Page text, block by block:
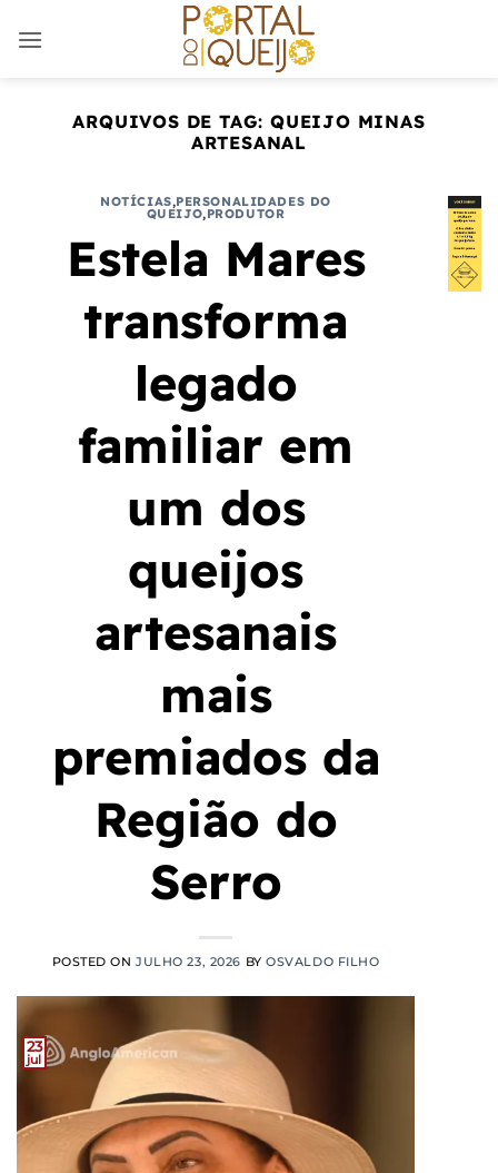
ARQUIVOS DE TAG: QUEIJO MINAS
ARTESANAL
NOTÍCIAS,PERSONALIDADES DO
QUEIJO,PRODUTOR
Estela Mares
transforma
legado
familiar em
um dos
queijos
artesanais
mais
premiados da
Região do
Serro
POSTED ONJULHO 23, 2026 BYOSVALDO FILHO
23
jul